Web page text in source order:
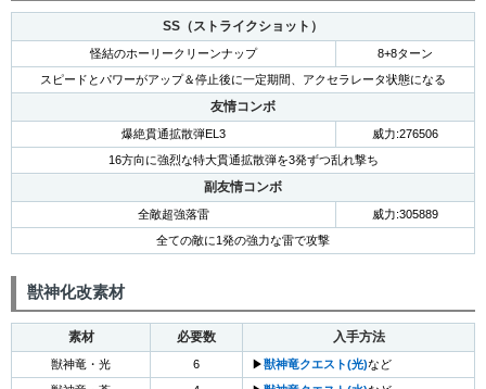
SS（ストライクショット）
怪結のホーリークリーンナップ
8+8ターン
スピードとパワーがアップ＆停止後に一定期間、アクセラレータ状態になる
友情コンボ
爆絶貫通拡散弾EL3
威力:276506
16方向に強烈な特大貫通拡散弾を3発ずつ乱れ撃ち
副友情コンボ
全敵超強落雷
威力:305889
全ての敵に1発の強力な雷で攻撃
獣神化改素材
素材 必要数 入手方法
獣神竜・光 6 ▶獣神竜クエスト(光)など